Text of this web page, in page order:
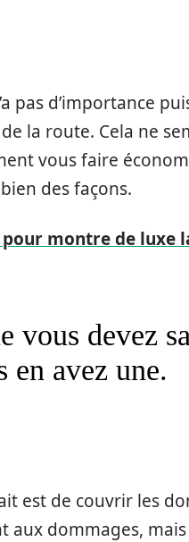
d’importance
la route. Cela ne
vous faire
des façons.
pour montre de luxe
vous devez
en avez une.
est de couvrir les
aux dommages,